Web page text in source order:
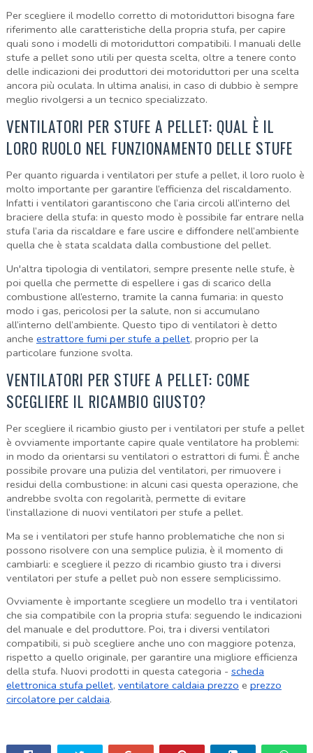
Per scegliere il modello corretto di motoriduttori bisogna fare
riferimento alle caratteristiche della propria stufa, per capire
quali sono i modelli di motoriduttori compatibili. I manuali delle
stufe a pellet sono utili per questa scelta, oltre a tenere conto
delle indicazioni dei produttori dei motoriduttori per una scelta
ancora più oculata. In ultima analisi, in caso di dubbio è sempre
meglio rivolgersi a un tecnico specializzato.
VENTILATORI PER STUFE A PELLET: QUAL È IL
LORO RUOLO NEL FUNZIONAMENTO DELLE STUFE
Per quanto riguarda i ventilatori per stufe a pellet, il loro ruolo è
molto importante per garantire l’efficienza del riscaldamento.
Infatti i ventilatori garantiscono che l’aria circoli all’interno del
braciere della stufa: in questo modo è possibile far entrare nella
stufa l’aria da riscaldare e fare uscire e diffondere nell’ambiente
quella che è stata scaldata dalla combustione del pellet.
Un'altra tipologia di ventilatori, sempre presente nelle stufe, è
poi quella che permette di espellere i gas di scarico della
combustione all’esterno, tramite la canna fumaria: in questo
modo i gas, pericolosi per la salute, non si accumulano
all’interno dell’ambiente. Questo tipo di ventilatori è detto
anche estrattore fumi per stufe a pellet, proprio per la
particolare funzione svolta.
VENTILATORI PER STUFE A PELLET: COME
SCEGLIERE IL RICAMBIO GIUSTO?
Per scegliere il ricambio giusto per i ventilatori per stufe a pellet
è ovviamente importante capire quale ventilatore ha problemi:
in modo da orientarsi su ventilatori o estrattori di fumi. È anche
possibile provare una pulizia del ventilatori, per rimuovere i
residui della combustione: in alcuni casi questa operazione, che
andrebbe svolta con regolarità, permette di evitare
l’installazione di nuovi ventilatori per stufe a pellet.
Ma se i ventilatori per stufe hanno problematiche che non si
possono risolvere con una semplice pulizia, è il momento di
cambiarli: e scegliere il pezzo di ricambio giusto tra i diversi
ventilatori per stufe a pellet può non essere semplicissimo.
Ovviamente è importante scegliere un modello tra i ventilatori
che sia compatibile con la propria stufa: seguendo le indicazioni
del manuale e del produttore. Poi, tra i diversi ventilatori
compatibili, si può scegliere anche uno con maggiore potenza,
rispetto a quello originale, per garantire una migliore efficienza
della stufa. Nuovi prodotti in questa categoria - scheda
elettronica stufa pellet, ventilatore caldaia prezzo e prezzo
circolatore per caldaia.